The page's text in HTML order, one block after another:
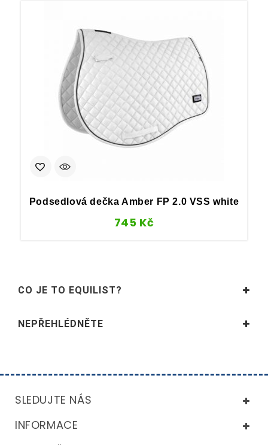
Podsedlová dečka Amber FP 2.0 VSS white
745 Kč
CO JE TO EQUILIST?
NEPŘEHLÉDNĚTE
SLEDUJTE NÁS
INFORMACE